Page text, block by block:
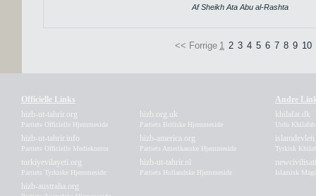
Af Sheikh Ata Abu al-Rashta
<< Forrige 1 2 3 4 5 6 7 8 9 10
Officielle Links
hizb-ut-tahrir.org
Partiets Officielle Hjemmeside
hizb.org.uk
Partiets Britiske Hjemmeside
hizb-ut-tahrir.info
Partiets Officielle Mediekontor
hizb-america.org
Partiets Amerikanske Hjemmeside
turkiyevilayeti.org
Partiets Tyrkiske Hjemmeside
hizb-ut-tahrir.nl
Partiets Hollandske Hjemmeside
hizb-australia.org
Andre
khilafat.dk
Urdu
Tyrkisk
Islamisk